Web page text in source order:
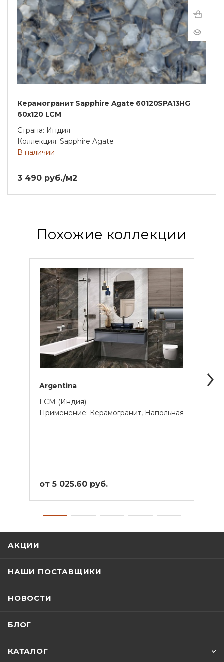
Керамогранит Sapphire Agate 60120SPA13HG
60х120 LCM
Страна: Индия
Коллекция: Sapphire Agate
В наличии
3 490 руб./м2
Похожие коллекции
Argentina
LCM (Индия)
Применение: Керамогранит, Напольная
от 5 025.60 руб.
АКЦИИ
НАШИ ПОСТАВЩИКИ
НОВОСТИ
БЛОГ
КАТАЛОГ